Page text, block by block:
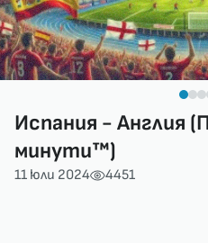
Испания - Англия
минути™)
11 юли 2024 4451